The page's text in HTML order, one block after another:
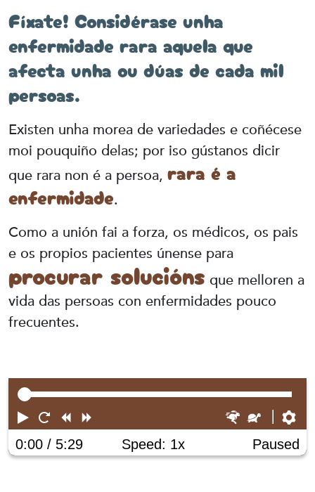
Fíxate! Considérase unha
enfermidade rara aquela que
afecta unha ou dúas de cada mil
persoas.
Existen unha morea de variedades e coñécese
moi pouquiño delas; por iso gústanos dicir
que rara non é a persoa, rara é a
enfermidade.
Como a unión fai a forza, os médicos, os pais
e os propios pacientes únense para
procurar solucións que melloren a
vida das persoas con enfermidades pouco
frecuentes.
Play RestartRewind FasterSlower
0:00 / 5:29 Speed: 1x Paused